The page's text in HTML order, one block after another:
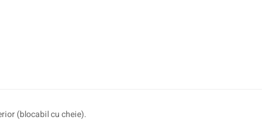
(blocabil cu cheie).